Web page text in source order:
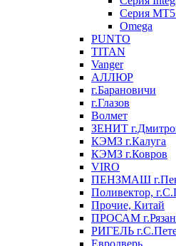
Серия
Omega
PUNTO
TITAN
Vanger
АЛЛЮР
г.Барановичи
г.Глазов
Волмет
ЗЕНИТ
КЭМЗ г.Калуга
КЭМЗ г.Ковров
VIRO
ПЕНЗМАШ
Поливектор,
Прочие, Китай
ПРОСАМ
РИГЕЛЬ
Евродверь